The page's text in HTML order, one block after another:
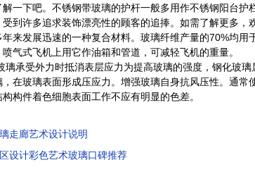
一下吧。不锈钢带玻璃的护杆一般多用作不锈钢阳台护
到许多追求装饰漂亮性的顾客的追捧。如需了解更多，
来发展迅速的一种复合材料。玻璃纤维产量的70%均用
气式飞机上用它作油箱和管道，可减轻飞机的重量。
璃承受外力时抵消表层应力为提高玻璃的强度，钢化玻
在玻璃表面形成压应力。增强玻璃自身抗风压性。通常
构件着色细胞表面工作不应有明显的色差。
走廊艺术设计说明
设计彩色艺术玻璃口碑推荐